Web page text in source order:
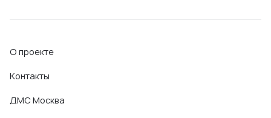
О проекте
Контакты
ДМС Москва